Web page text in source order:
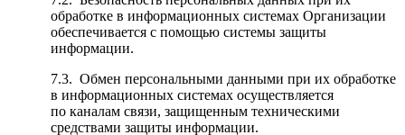
обработке в информационных системах Организации
обеспечивается с помощью системы защиты
информации.
7.3. Обмен персональными данными при их обработке
в информационных системах осуществляется
по каналам связи, защищенным техническими
средствами защиты информации.